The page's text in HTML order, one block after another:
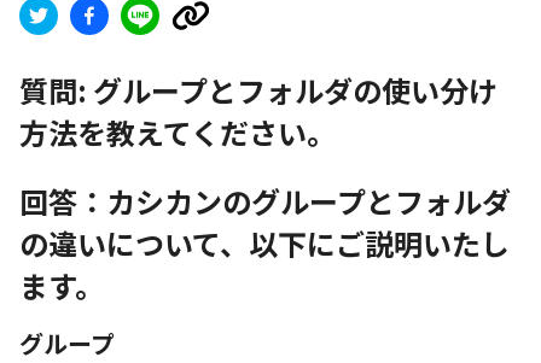
質問: グループとフォルダの使い分け
方法を教えてください。
回答：カシカンのグループとフォルダ
の違いについて、以下にご説明いたし
ます。
グループ